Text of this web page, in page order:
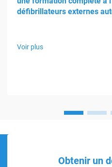
défibrillateurs externes
Voir plus
Obtenir un